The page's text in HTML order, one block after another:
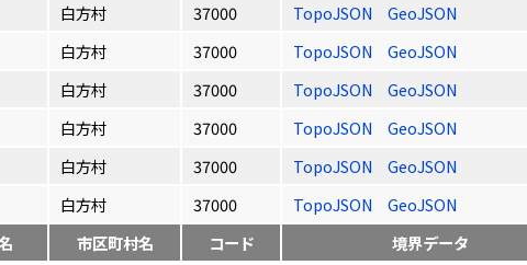
白方村 37000 TopoJSON GeoJSON
白方村 37000 TopoJSON GeoJSON
白方村 37000 TopoJSON GeoJSON
白方村 37000 TopoJSON GeoJSON
白方村 37000 TopoJSON GeoJSON
白方村 37000 TopoJSON GeoJSON
市区町村名 コード 境界データ